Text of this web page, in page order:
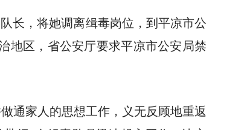
长，将她调离缉毒岗位，到平凉市公
区，省公安厅要求平凉市公安局禁
通家人的思想工作，义无反顾地重返